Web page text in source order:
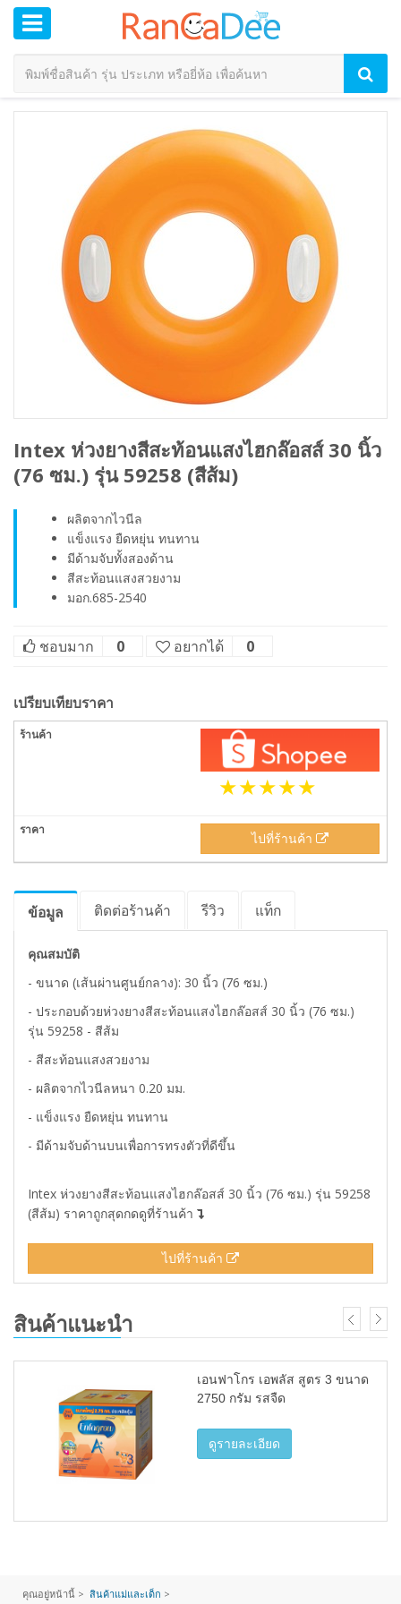
Intex ห่วงยางสีสะท้อนแสงไฮกล๊อสส์ 30 นิ้ว
(76 ซม.) รุ่น 59258 (สีส้ม)
ผลิตจากไวนีล
แข็งแรง ยืดหยุ่น ทนทาน
มีด้ามจับทั้งสองด้าน
สีสะท้อนแสงสวยงาม
มอก.685-2540
ชอบมาก 0 อยากได้ 0
เปรียบเทียบราคา
ไปที่ร้านค้า
ข้อมูล ติดต่อร้านค้า รีวิว แท็ก
คุณสมบัติ
- ขนาด (เส้นผ่านศูนย์กลาง): 30 นิ้ว (76 ซม.)
- ประกอบด้วยห่วงยางสีสะท้อนแสงไฮกล๊อสส์ 30 นิ้ว (76 ซม.)
รุ่น 59258 - สีส้ม
- สีสะท้อนแสงสวยงาม
- ผลิตจากไวนีลหนา 0.20 มม.
- แข็งแรง ยืดหยุ่น ทนทาน
- มีด้ามจับด้านบนเพื่อการทรงตัวที่ดีขึ้น
Intex ห่วงยางสีสะท้อนแสงไฮกล๊อสส์ 30 นิ้ว (76 ซม.) รุ่น 59258
(สีส้ม) ราคาถูกสุดกดดูที่ร้านค้า
ไปที่ร้านค้า
สินค้าแนะนำ
เอนฟาโกร เอพลัส สูตร 3 ขนาด
2750 กรัม รสจืด
ดูรายละเอียด
คุณอยู่หน้านี้ > สินค้าแม่และเด็ก >